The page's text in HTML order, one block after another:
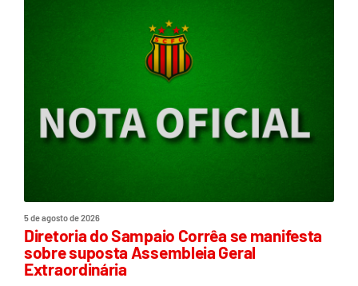
5 de agosto de 2026
Diretoria do Sampaio Corrêa se manifesta
sobre suposta Assembleia Geral
Extraordinária